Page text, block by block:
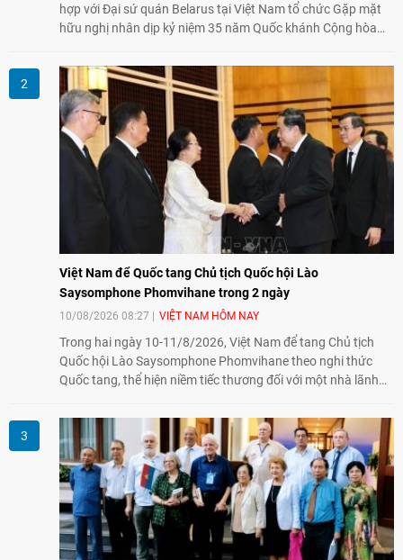
hợp với Đại sứ quán Belarus tại Việt Nam tổ chức Gặp mặt
hữu nghị nhân dịp kỷ niệm 35 năm Quốc khánh Cộng hòa
nhân dân trong củng cố tình hữu nghị, mở rộng hợp tác thiết
thực và làm sâu sắc quan hệ Đối tác chiến lược Việt Nam -
Belarus.
Việt Nam để Quốc tang Chủ tịch Quốc hội Lào
Saysomphone Phomvihane trong 2 ngày
10/08/2026 08:27 VIỆT NAM HÔM NAY
Trong hai ngày 10-11/8/2026, Việt Nam để tang Chủ tịch
Quốc hội Lào Saysomphone Phomvihane theo nghi thức
Quốc tang, thể hiện niềm tiếc thương đối với một nhà lãnh
nghị vĩ đại, đoàn kết đặc biệt Việt Nam - Lào.